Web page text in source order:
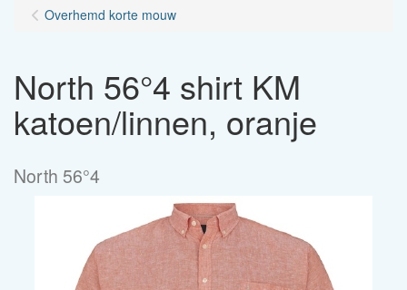
Overhemd korte mouw
North 56°4 shirt KM
katoen/linnen, oranje
North 56°4